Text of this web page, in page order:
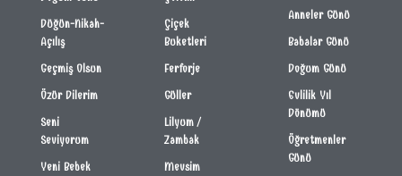
Düğün-Nikah-
Açılış
Geçmiş Olsun
Özür Dilerim
Seni
Seviyorum
Yeni Bebek
Çiçek
Buketleri
Ferforje
Güller
Lilyum /
Zambak
Mevsim
Anneler Günü
Babalar Günü
Doğum Günü
Evlilik Yıl
Dönümü
Öğretmenler
Günü